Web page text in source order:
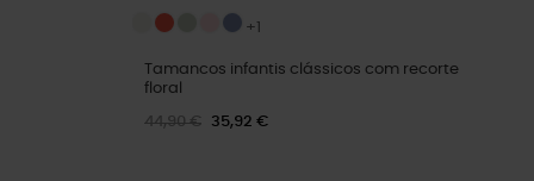
+1
Tamancos infantis clássicos com recorte
floral
44,90 € 35,92 €